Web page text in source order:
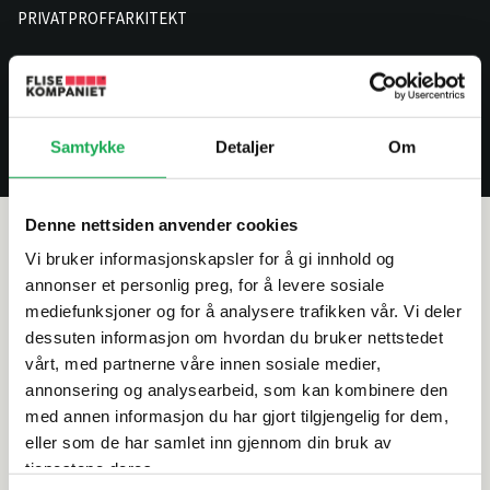
Samtykke Detaljer Om
Denne nettsiden anvender cookies
Vi bruker informasjonskapsler for å gi innhold og
annonser et personlig preg, for å levere sosiale
mediefunksjoner og for å analysere trafikken vår. Vi deler
dessuten informasjon om hvordan du bruker nettstedet
vårt, med partnerne våre innen sosiale medier,
annonsering og analysearbeid, som kan kombinere den
med annen informasjon du har gjort tilgjengelig for dem,
eller som de har samlet inn gjennom din bruk av
tjenestene deres.
PRIVATPROFFARKITEKT
open
menu
Logg
inn
Kneputer
Filter
Sorter
etter
1 produkter